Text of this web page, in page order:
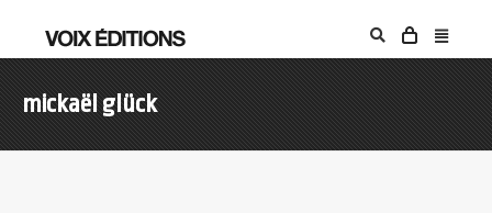
mickaël glück